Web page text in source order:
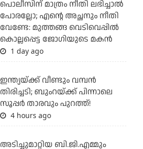
പൊലീസിന് മാത്രം നീതി ലഭിച്ചാല്‍
പോരല്ലോ; എന്റെ അച്ഛനും നീതി
വേണ്ടേ: മുത്തങ്ങ വെടിവെപ്പില്‍
കൊല്ലപ്പെട്ട ജോഗിയുടെ മകന്‍
1 day ago
ഇന്ത്യയ്ക്ക് വീണ്ടും വമ്പന്‍
തിരിച്ചടി; ബുംറയ്ക്ക് പിന്നാലെ
സൂപ്പര്‍ താരവും പുറത്ത്!
4 hours ago
അടിച്ചുമാറ്റിയ ബി.ജി.എമ്മും